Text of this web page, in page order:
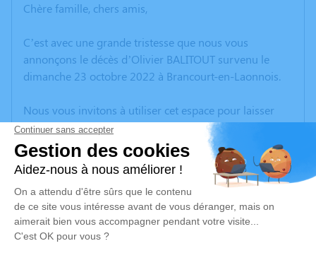
Chère famille, chers amis,
C’est avec une grande tristesse que nous vous
annonçons le décès d’Olivier BALITOUT survenu le
dimanche 23 octobre 2022 à Brancourt-en-Laonnois.
Nous vous invitons à utiliser cet espace pour laisser
vos condoléances, partager des photos souvenirs, une
anecdote ou exprimer vos pensées à travers des
poèmes ou des textes. Cet endroit est un lieu
d'expression dédié à honorer la mémoire d’Olivier
BALITOUT.
Un service de plantation d’arbre hommage est
disponible ici.